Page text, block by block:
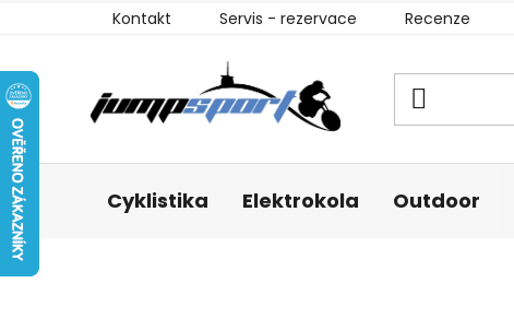
Kontakt Servis - rezervace Recenze
Cyklistika Elektrokola Outdoor